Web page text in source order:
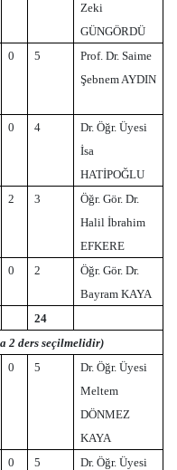
Zeki
GÜNGÖRDÜ
0 5
Prof. Dr. Saime
Şebnem AYDIN
0 4
Dr. Öğr. Üyesi
İsa
HATİPOĞLU
2 3
Öğr. Gör. Dr.
Halil İbrahim
EFKERE
0 2
Öğr. Gör. Dr.
Bayram KAYA
24
2 ders seçilmelidir)
0 5
Dr. Öğr. Üyesi
Meltem
DÖNMEZ
KAYA
0 5
Dr. Öğr. Üyesi